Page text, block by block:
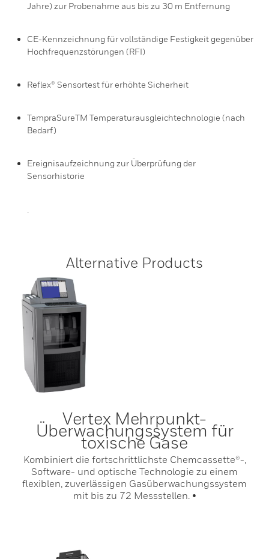
Jahre) zur Probenahme aus bis zu 30 m Entfernung
CE-Kennzeichnung für vollständige Festigkeit gegenüber
Hochfrequenzstörungen (RFI)
Reflex® Sensortest für erhöhte Sicherheit
TempraSureTM Temperaturausgleichtechnologie (nach
Bedarf)
Ereignisaufzeichnung zur Überprüfung der
Sensorhistorie
.
Alternative Products
Vertex Mehrpunkt-
Überwachungssystem für
toxische Gase
Kombiniert die fortschrittlichste Chemcassette®-,
Software- und optische Technologie zu einem
flexiblen, zuverlässigen Gasüberwachungssystem
mit bis zu 72 Messstellen. •